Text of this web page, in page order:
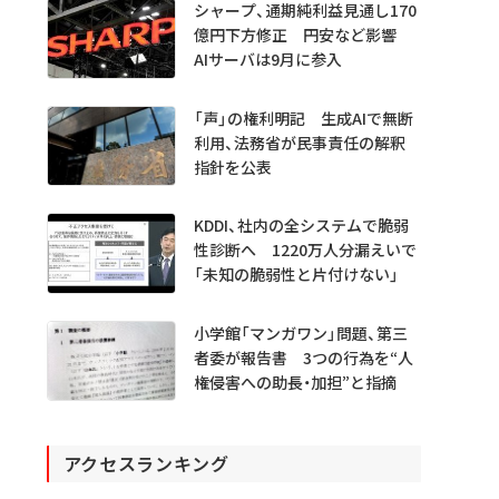
シャープ、通期純利益見通し170
億円下方修正 円安など影響
AIサーバは9月に参入
「声」の権利明記 生成AIで無断
利用、法務省が民事責任の解釈
指針を公表
KDDI、社内の全システムで脆弱
性診断へ 1220万人分漏えいで
「未知の脆弱性と片付けない」
小学館「マンガワン」問題、第三
者委が報告書 3つの行為を“人
権侵害への助長・加担”と指摘
アクセスランキング